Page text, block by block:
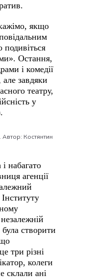
якщо
Остання,
і комедії
завдяки
театру,
у
Автор: Костянтин
набагато
агенції
створити
три різні
колеги
склали ані